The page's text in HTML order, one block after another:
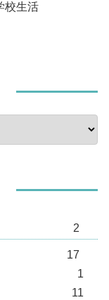
校生活
2
17
1
11